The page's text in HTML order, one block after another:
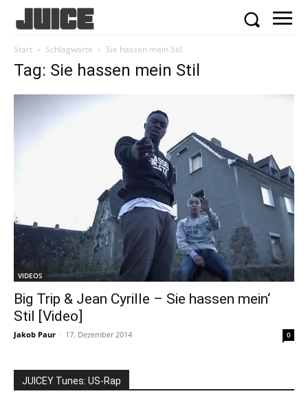
Start Schlagworte Sie hassen mein Stil
Tag: Sie hassen mein Stil
VIDEOS
Big Trip & Jean Cyrille – Sie hassen mein‘
Stil [Video]
Jakob Paur - 17. Dezember 2014 0
JUICEY Tunes: US-Rap